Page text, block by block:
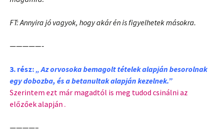
FT: Annyira jó vagyok, hogy akár én is figyelhetek másokra.
—————-
3. rész:„ Az orvosoka bemagolt tételek alapján besorolnak
egy dobozba, és a betanultak alapján kezelnek.”
Szerintem ezt már magadtól is meg tudod csinálni az
előzőek alapján .
————–